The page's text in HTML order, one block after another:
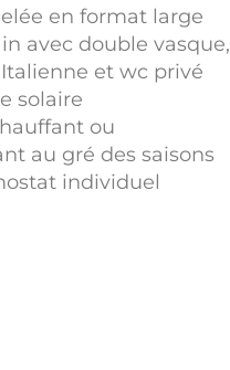
en format large
avec double vasque,
et wc privé
solaire
ou
au gré des saisons
individuel